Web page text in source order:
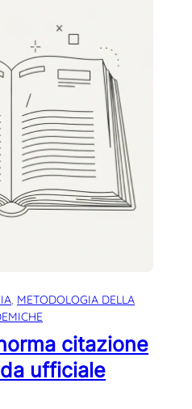
, METODOLOGIA DELLA
citazione
ufficiale